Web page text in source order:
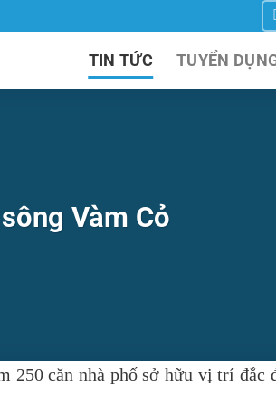
TIN TỨC TUYỂN
Vàm Cỏ
căn nhà phố sở hữu vị trí đắc